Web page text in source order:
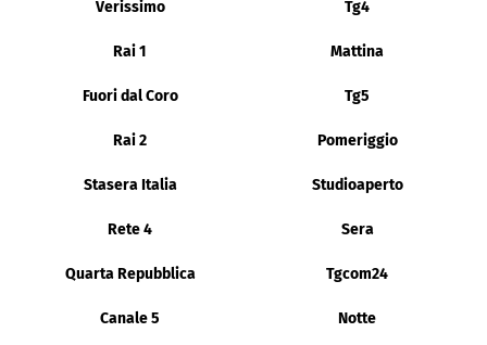
Verissimo Tg4
Rai 1 Mattina
Fuori dal Coro Tg5
Rai 2 Pomeriggio
Stasera Italia Studioaperto
Rete 4 Sera
Quarta Repubblica Tgcom24
Canale 5 Notte